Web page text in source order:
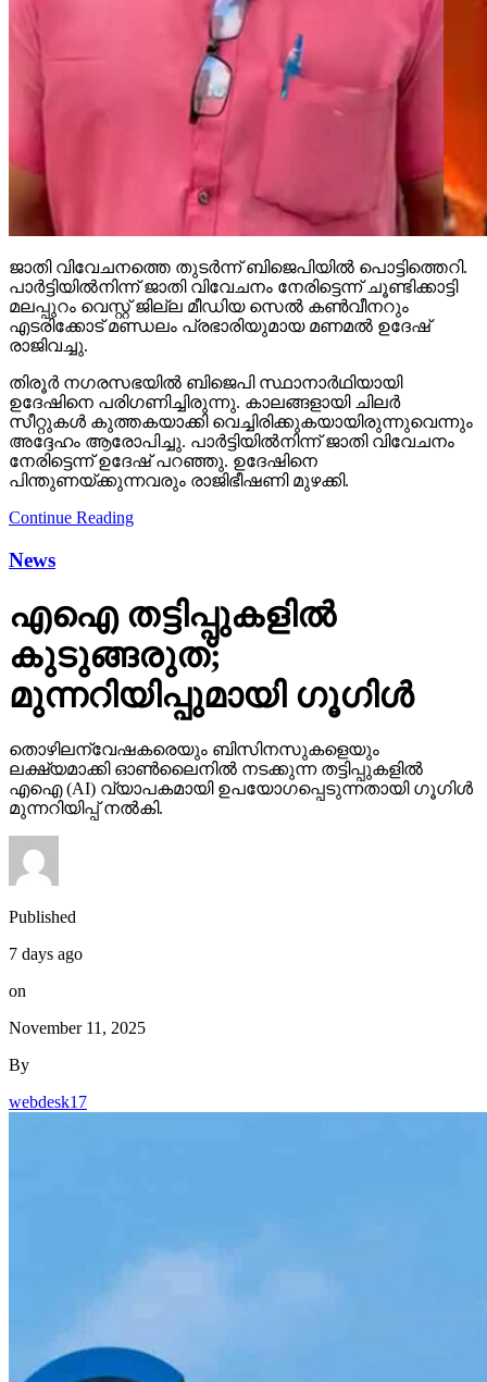
ജാതി വിവേചനത്തെ തുടര്‍ന്ന് ബിജെപിയില്‍ പൊട്ടിത്തെറി.
പാര്‍ട്ടിയില്‍നിന്ന് ജാതി വിവേചനം നേരിട്ടെന്ന് ചൂണ്ടിക്കാട്ടി
മലപ്പുറം വെസ്റ്റ് ജില്ല മീഡിയ സെല്‍ കണ്‍വീനറും
എടരിക്കോട് മണ്ഡലം പ്രഭാരിയുമായ മണമല്‍ ഉദേഷ്
രാജിവച്ചു.
തിരൂര്‍ നഗരസഭയില്‍ ബിജെപി സ്ഥാനാര്‍ഥിയായി
ഉദേഷിനെ പരിഗണിച്ചിരുന്നു. കാലങ്ങളായി ചിലര്‍
സീറ്റുകള്‍ കുത്തകയാക്കി വെച്ചിരിക്കുകയായിരുന്നുവെന്നും
അദ്ദേഹം ആരോപിച്ചു. പാര്‍ട്ടിയില്‍നിന്ന് ജാതി വിവേചനം
നേരിട്ടെന്ന് ഉദേഷ് പറഞ്ഞു. ഉദേഷിനെ
പിന്തുണയ്ക്കുന്നവരും രാജിഭീഷണി മുഴക്കി.
Continue Reading
News
എഐ തട്ടിപ്പുകളില്‍
കുടുങ്ങരുത്;
മുന്നറിയിപ്പുമായി ഗൂഗിള്‍
തൊഴിലന്വേഷകരെയും ബിസിനസുകളെയും
ലക്ഷ്യമാക്കി ഓണ്‍ലൈനില്‍ നടക്കുന്ന തട്ടിപ്പുകളില്‍
എഐ (AI) വ്യാപകമായി ഉപയോഗപ്പെടുന്നതായി ഗൂഗിള്‍
മുന്നറിയിപ്പ് നല്‍കി.
Published
7 days ago
on
November 11, 2025
By
webdesk17